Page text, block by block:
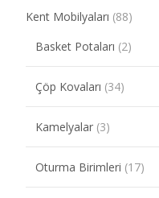
Kent Mobilyaları (88)
Basket Potaları (2)
Çöp Kovaları (34)
Kamelyalar (3)
Oturma Birimleri (17)